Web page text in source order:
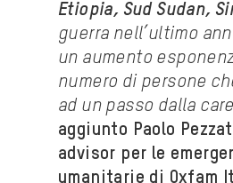
Etiopia, Sud Sudan,
guerra nell’ultimo
un aumento
numero di persone
ad un passo dalla
aggiunto Paolo
advisor per le
umanitarie di Oxfam